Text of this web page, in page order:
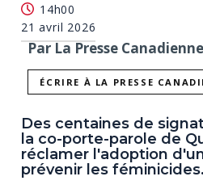
14h00
21 avril 2026
Par La Presse Canadienne
ÉCRIRE À LA PRESSE
Des centaines de
la co-porte-parole de
réclamer l'adoption
prévenir les féminicides.